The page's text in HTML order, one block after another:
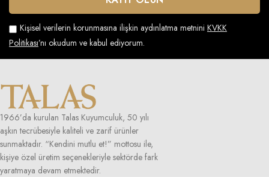
Kişisel verilerin korunmasına ilişkin aydınlatma metnini KVKK
Politikası’nı okudum ve kabul ediyorum.
1966’da kurulan Talas Kuyumculuk, 50 yılı
aşkın tecrübesiyle kaliteli ve zarif ürünler
sunmaktadır. “Kendini mutlu et!” mottosu ile,
kişiye özel üretim seçenekleriyle sektörde fark
yaratmaya devam etmektedir.